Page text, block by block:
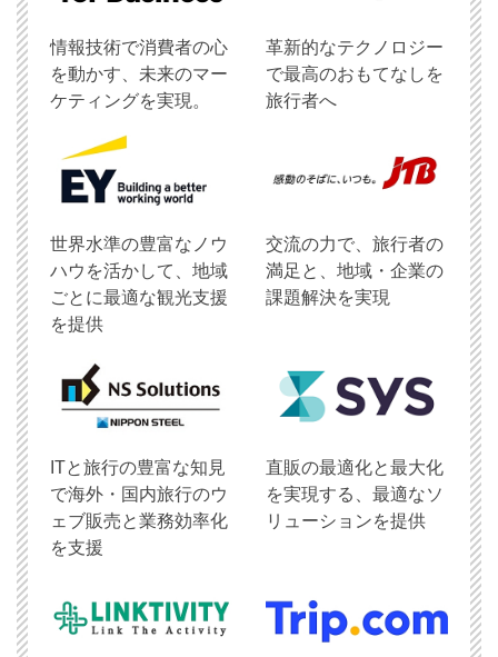
情報技術で消費者の心
を動かす、未来のマー
ケティングを実現。
革新的なテクノロジー
で最高のおもてなしを
旅行者へ
世界水準の豊富なノウ
ハウを活かして、地域
ごとに最適な観光支援
を提供
交流の力で、旅行者の
満足と、地域・企業の
課題解決を実現
ITと旅行の豊富な知見
で海外・国内旅行のウ
ェブ販売と業務効率化
を支援
直販の最適化と最大化
を実現する、最適なソ
リューションを提供